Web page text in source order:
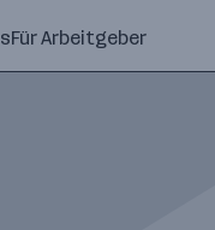
Für Arbeitgeber